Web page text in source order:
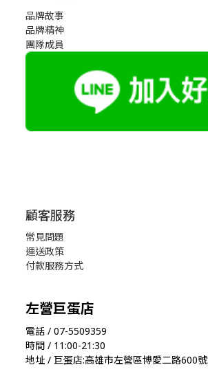
品牌故事
品牌精神
團隊成員
顧客服務
常見問題
運送政策
付款服務方式
左營巨蛋店
電話 / 07-5509359
時間 / 11:00-21:30
地址 / 巨蛋店:高雄市左營區博愛二路600號